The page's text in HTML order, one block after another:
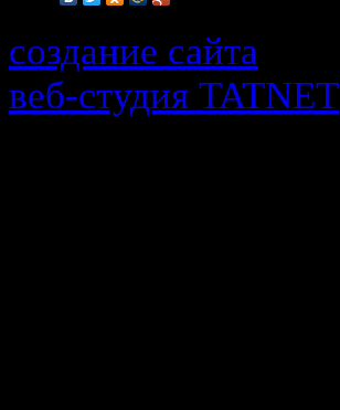
создание сайта
веб-cтудия TATNET